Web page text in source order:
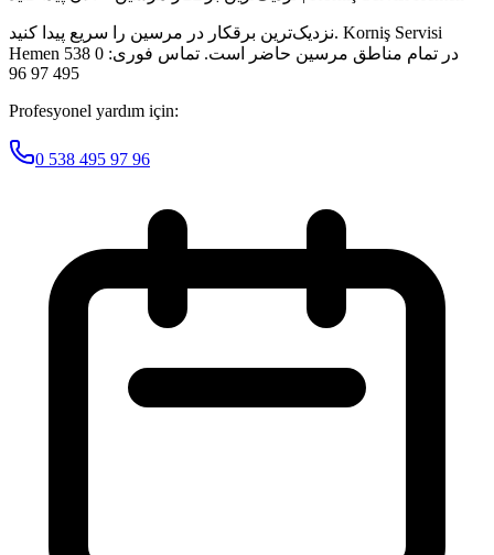
نزدیک‌ترین برقکار در مرسین را سریع پیدا کنید. Korniş Servisi
Hemen در تمام مناطق مرسین حاضر است. تماس فوری: 0 538
495 97 96
Profesyonel yardım için:
0 538 495 97 96